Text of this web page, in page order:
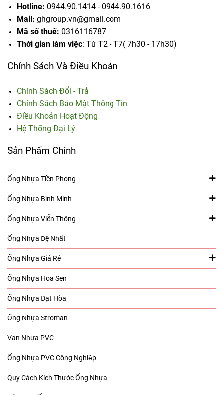
Hotline: 0944.90.1414 - 0944.90.1616
Mail: ghgroup.vn@gmail.com
Mã số thuế: 0316116787
Thời gian làm việc: Từ T2 - T7( 7h30 - 17h30)
Chính Sách Và Điều Khoản
Chính Sách Đổi - Trả
Chính Sách Bảo Mật Thông Tin
Điều Khoản Hoạt Động
Hệ Thống Đại Lý
Sản Phẩm Chính
Ống Nhựa Tiền Phong
Ống Nhựa Bình Minh
Ống Nhựa Viễn Thông
Ống Nhựa Đệ Nhất
Ống Nhựa Giá Rẻ
Ống Nhựa Hoa Sen
Ống Nhựa Đạt Hòa
Ống Nhựa Stroman
Van Nhựa PVC
Ống Nhựa PVC Công Nghiệp
Quy Cách Kích Thước Ống Nhựa